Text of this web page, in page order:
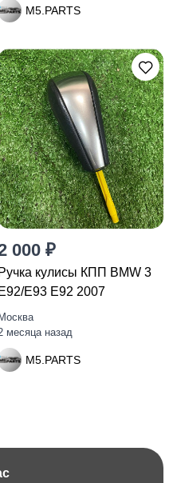
M5.PARTS
000 ₽
Ручка кулисы КПП BMW 3
E92/E93 E92 2007
Москва
месяца назад
M5.PARTS